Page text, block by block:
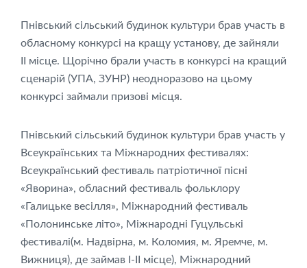
Пнівський сільський будинок культури брав участь в
обласному конкурсі на кращу установу, де зайняли
II місце. Щорічно брали участь в конкурсі на кращий
сценарій (УПА, ЗУНР) неодноразово на цьому
конкурсі займали призові місця.
Пнівський сільський будинок культури брав участь у
Всеукраїнських та Міжнародних фестивалях:
Всеукраїнський фестиваль патріотичної пісні
«Яворина», обласний фестиваль фольклору
«Галицьке весілля», Міжнародний фестиваль
«Полонинське літо», Міжнародні Гуцульські
фестивалі(м. Надвірна, м. Коломия, м. Яремче, м.
Вижниця), де займав I-II місце), Міжнародний